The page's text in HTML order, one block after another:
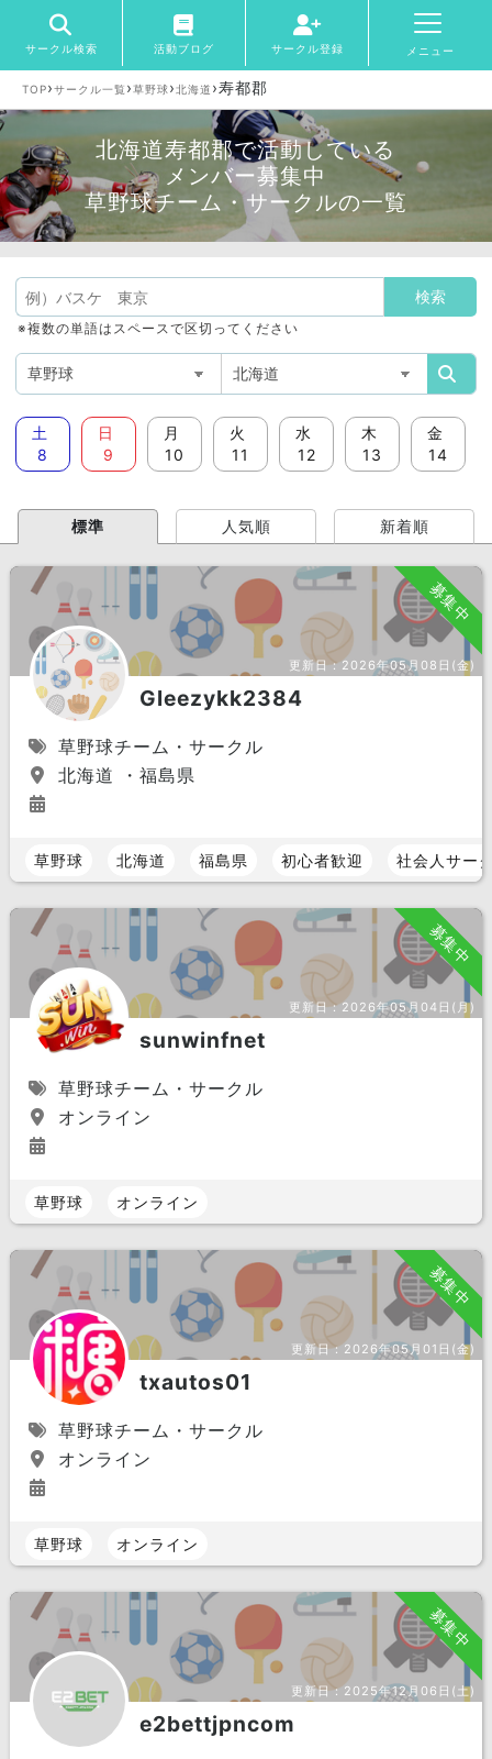
サークル検索 活動ブログ サークル登録 メニュー
TOP›サークル一覧 ›草野球 ›北海道 ›寿都郡
北海道寿都郡で活動している
メンバー募集中
草野球チーム・サークルの一覧
※複数の単語はスペースで区切ってください
土
8
日
9
月
10
火
11
水
12
木
13
金
14
標準 人気順 新着順
募集中
更新日：2026年05月08日(金)
Gleezykk2384
草野球チーム・サークル
北海道 ・福島県
草野球 北海道 福島県 初心者歓迎 社会人サー
募集中
更新日：2026年05月04日(月)
sunwinfnet
草野球チーム・サークル
オンライン
草野球 オンライン
募集中
更新日： 2026年05月01日(金)
txautos01
草野球チーム・サークル
オンライン
草野球 オンライン
募集中
更新日： 2025年12月06日(土)
e2bettjpncom